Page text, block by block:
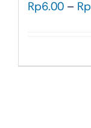
Rp6.00 – Rp